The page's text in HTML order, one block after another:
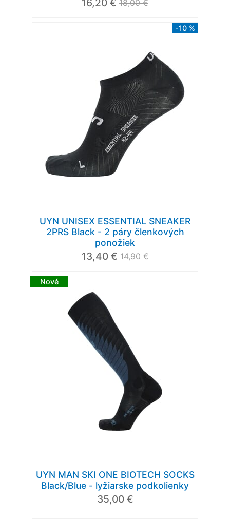
16,20 € 18,00 €
-10 %
UYN UNISEX ESSENTIAL SNEAKER
2PRS Black - 2 páry členkových
ponožiek
13,40 € 14,90 €
Nové
UYN MAN SKI ONE BIOTECH SOCKS
Black/Blue - lyžiarske podkolienky
35,00 €